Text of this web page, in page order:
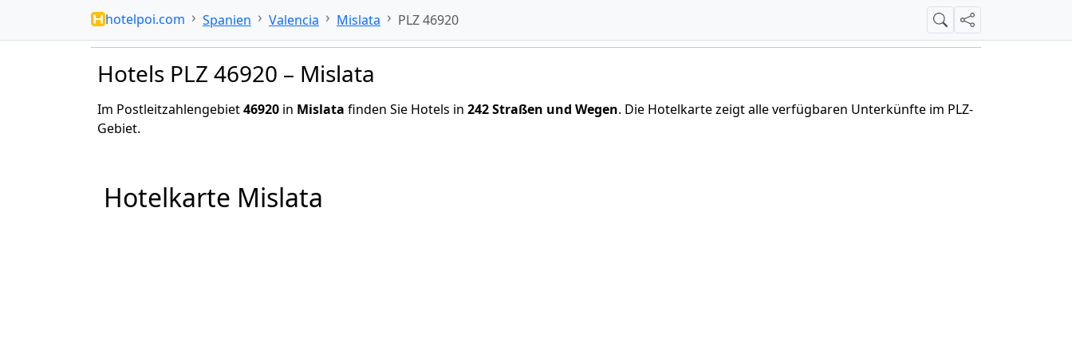
hotelpoi.com Spanien Valencia Mislata PLZ 46920 SucheTeilen
Hotels PLZ 46920 – Mislata
Im Postleitzahlengebiet46920 in Mislata finden Sie Hotels in 242 Straßen und Wegen. Die Hotelkarte zeigt alle verfügbaren Unterkünfte im PLZ-
Gebiet.
Hotelkarte Mislata